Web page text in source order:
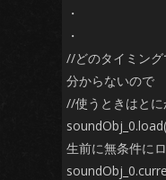
・
・
//どのタイミン
分からないので
//使うときはと
生前に無条件に